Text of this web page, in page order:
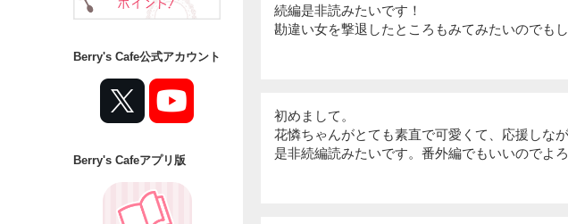
続編是非読みたいです！
勘違い女を撃退したところもみてみたいのでも
初めまして。
花憐ちゃんがとても素直で可愛くて、応援しな
是非続編読みたいです。番外編でもいいのでよ
Berry's Cafe公式アカウント
Berry's Cafeアプリ版